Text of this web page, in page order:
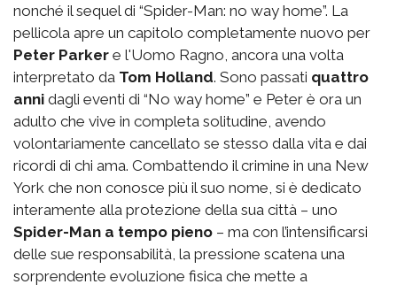
nonché il sequel di “Spider-Man: no way home”. La
pellicola apre un capitolo completamente nuovo per
Peter Parker e l'Uomo Ragno, ancora una volta
interpretato da Tom Holland. Sono passati quattro
anni dagli eventi di “No way home” e Peter è ora un
adulto che vive in completa solitudine, avendo
volontariamente cancellato se stesso dalla vita e dai
ricordi di chi ama. Combattendo il crimine in una New
York che non conosce più il suo nome, si è dedicato
interamente alla protezione della sua città – uno
Spider-Man a tempo pieno – ma con l’intensificarsi
delle sue responsabilità, la pressione scatena una
sorprendente evoluzione fisica che mette a